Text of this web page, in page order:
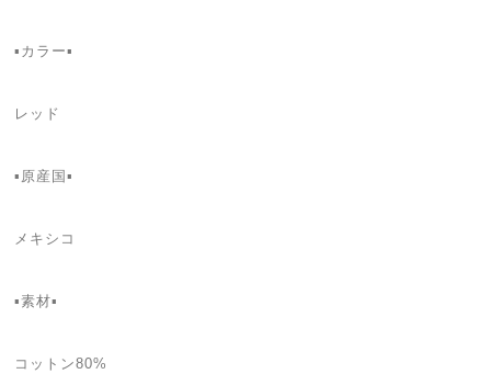
▪カラー▪
レッド
▪️原産国▪
メキシコ
▪️素材▪
コットン80%